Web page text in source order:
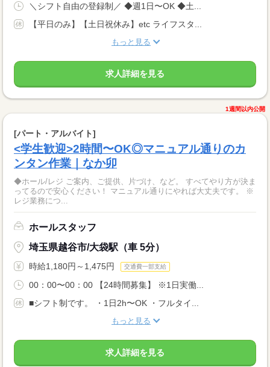
＼シフト自由の登録制／ ◆週1日〜OK ◆土...
【平日のみ】【土日祝休み】etc ライフスタ...
もっと見る
求人詳細を見る
1週間以内公開
[パート・アルバイト]
<学生歓迎>2時間〜OK◎マニュアル通りのカ
ンタン作業｜なか卯
◆ホール/レジ ご案内、ご提供、片づけ、など。 すべてやり方が決ま
ってるので安心ください！ マニュアル通りにやれば大丈夫です。 ※
レジ業務につ...
ホールスタッフ
埼玉県越谷市/大袋駅（車 5分）
時給1,180円～1,475円 交通費一部支給
00：00〜00：00 【24時間募集】 ※1日実働...
■シフト制です。 ・1日2h〜OK ・フルタイ...
もっと見る
求人詳細を見る